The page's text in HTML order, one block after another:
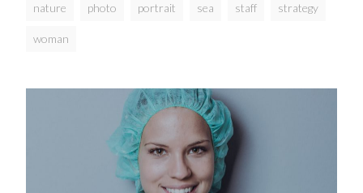
nature photo portrait sea staff strategy
woman